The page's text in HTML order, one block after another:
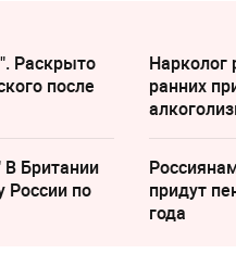
Раскрыто
после
Нарколог
ранних
В Британии
России по
придут
года